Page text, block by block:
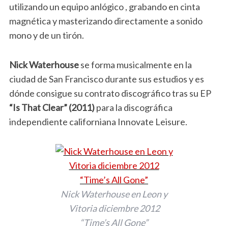
utilizando un equipo anlógico , grabando en cinta
magnética y masterizando directamente a sonido
mono y de un tirón.
Nick Waterhousese forma musicalmente en la
ciudad de San Francisco durante sus estudios y es
dónde consigue su contrato discográfico tras su EP
“Is That Clear” (2011)para la discográfica
independiente californiana Innovate Leisure.
Nick Waterhouse en Leon y
Vitoria diciembre 2012
“Time’s All Gone”